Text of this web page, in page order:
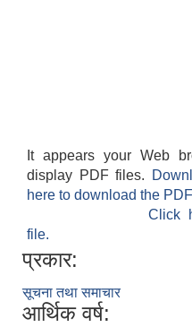
It appears your Web
display PDF files.
here to download the
Click
file.
प्रकार:
सूचना तथा समाचार
आर्थिक वर्ष: